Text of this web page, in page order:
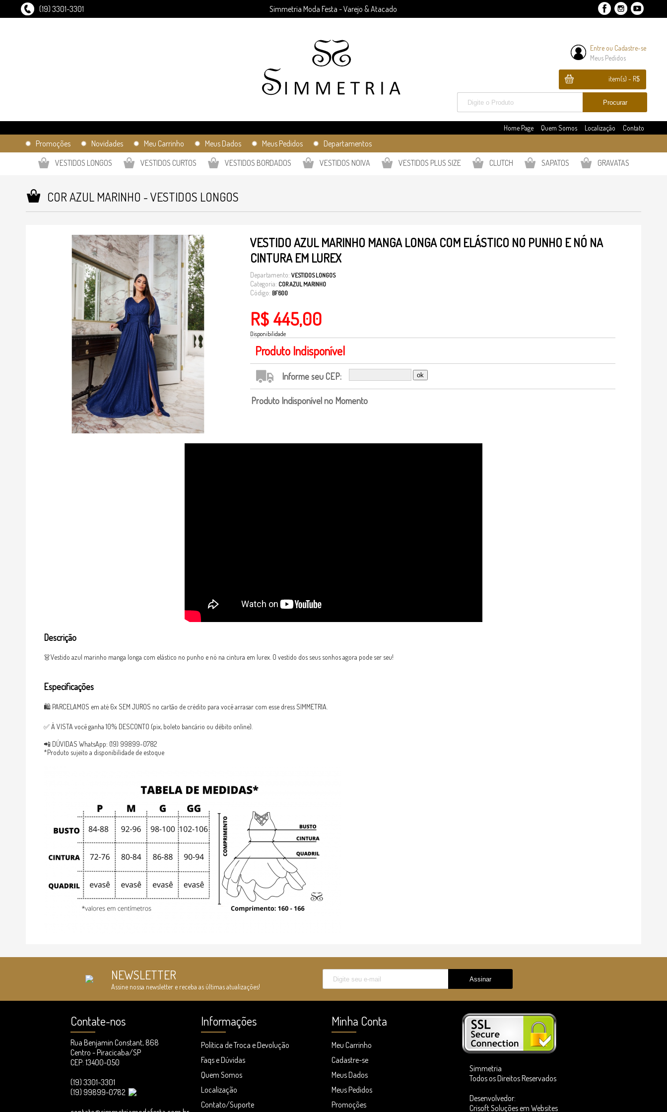
(19) 3301-3301 Simmetria Moda Festa - Varejo & Atacado
Entre ou Cadastre-se
Meus Pedidos
item(s) - R$
Home Page Quem Somos Localização Contato
✹ Promoções ✹ Novidades ✹ Meu Carrinho ✹ Meus Dados ✹ Meus Pedidos
✹ Departamentos
VESTIDOS LONGOS
VESTIDOS CURTOS VESTIDOS BORDADOS VESTIDOS NOIVA VESTIDOS PLUS SIZE CLUTCH SAPATOS GRAVATAS
COR AZUL MARINHO - VESTIDOS LONGOS
VESTIDO AZUL MARINHO MANGA LONGA COM ELÁSTICO NO PUNHO E NÓ NA
CINTURA EM LUREX
Departamento: VESTIDOS LONGOS
Categoria: COR AZUL MARINHO
Código: BF600
R$ 445,00
Disponibilidade
Produto Indisponível
Informe seu CEP:
Produto Indisponível no Momento
Descrição
👗Vestido azul marinho manga longa com elástico no punho e nó na cintura em lurex. O vestido dos seus sonhos agora pode ser seu!
Especificações
🛍 PARCELAMOS em até 6x SEM JUROS no cartão de crédito para você arrasar com esse dress SIMMETRIA.
✅ À VISTA você ganha 10% DESCONTO (pix, boleto bancário ou débito online).
📲 DÚVIDAS WhatsApp: (19) 99899-0782
*Produto sujeito a disponibilidade de estoque
NEWSLETTER
Assine nossa newsletter e receba as últimas atualizações!
Contate-nos
Rua Benjamin Constant, 868
Centro - Piracicaba/SP
CEP: 13400-050
(19) 3301-3301
(19) 99899-0782
Informações
Política de Troca e Devolução
Faqs e Dúvidas
Quem Somos
Localização
Contato/Suporte
Minha Conta
Meu Carrinho
Cadastre-se
Meus Dados
Meus Pedidos
Promoções
Simmetria
Todos os Direitos Reservados
Desenvolvedor:
Crisoft Soluções em Websites